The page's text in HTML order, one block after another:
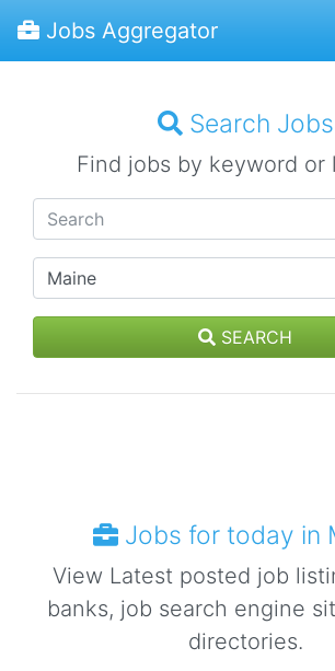
Jobs Aggregator
Search Jobs
Find jobs by keyword or
SEARCH
Jobs for today in
View Latest posted job
banks, job search engine
directories.